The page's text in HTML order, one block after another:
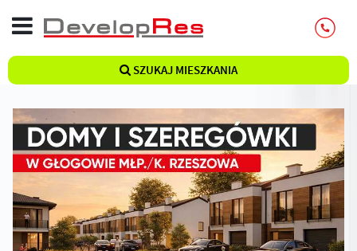
SZUKAJ MIESZKANIA